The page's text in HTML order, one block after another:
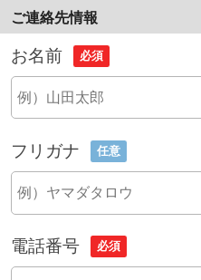
ご連絡先情報
お名前 必須
フリガナ 任意
電話番号 必須